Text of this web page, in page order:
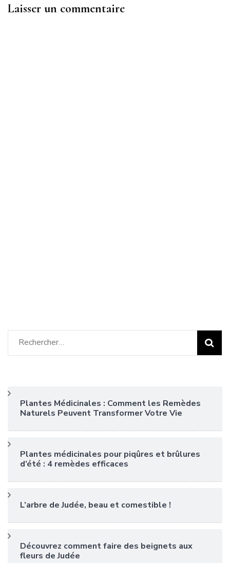
Laisser un commentaire
Rechercher :
Plantes Médicinales : Comment les Remèdes
Naturels Peuvent Transformer Votre Vie
Plantes médicinales pour piqûres et brûlures
d’été : 4 remèdes efficaces
L’arbre de Judée, beau et comestible !
Découvrez comment faire des beignets aux
fleurs de Judée